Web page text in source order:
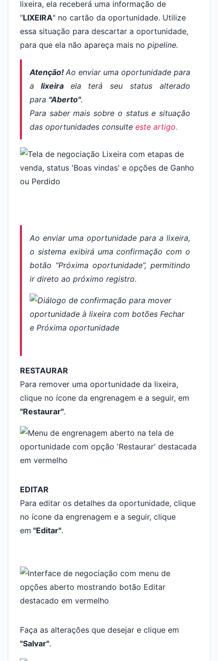
lixeira, ela receberá uma informação de
"LIXEIRA" no cartão da oportunidade. Utilize
essa situação para descartar a oportunidade,
para que ela não apareça mais no pipeline.
Atenção! Ao enviar uma oportunidade para
a lixeira ela
terá seu status alterado
para "Aberto".
Para saber mais sobre o status e situação
das oportunidades consulte este artigo.
Ao enviar uma oportunidade para a lixeira,
o sistema exibirá uma confirmação com o
botão “Próxima oportunidade”, permitindo
ir direto ao próximo registro.
RESTAURAR
Para remover uma oportunidade da lixeira,
clique no ícone da engrenagem e a seguir, em
"Restaurar".
EDITAR
Para editar os detalhes da oportunidade, clique
no ícone da engrenagem e a seguir, clique
em "Editar".
Faça as alterações que desejar e clique em
"Salvar".